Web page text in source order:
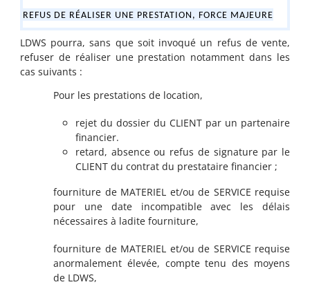
REFUS DE RÉALISER UNE PRESTATION, FORCE MAJEURE
LDWS pourra, sans que soit invoqué un refus de vente,
refuser de réaliser une prestation notamment dans les
cas suivants :
Pour les prestations de location,
rejet du dossier du CLIENT par un partenaire
financier.
retard, absence ou refus de signature par le
CLIENT du contrat du prestataire financier ;
fourniture de MATERIEL et/ou de SERVICE requise
pour une date incompatible avec les délais
nécessaires à ladite fourniture,
fourniture de MATERIEL et/ou de SERVICE requise
anormalement élevée, compte tenu des moyens
de LDWS,